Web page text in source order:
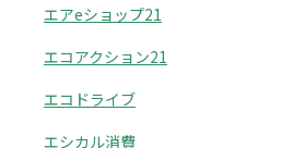
エアeショップ21
エコアクション21
エコドライブ
エシカル消費